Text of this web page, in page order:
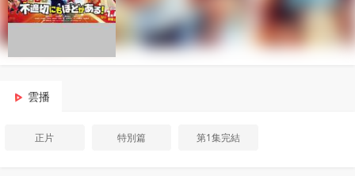
雲播
正片 特別篇 第1集完結